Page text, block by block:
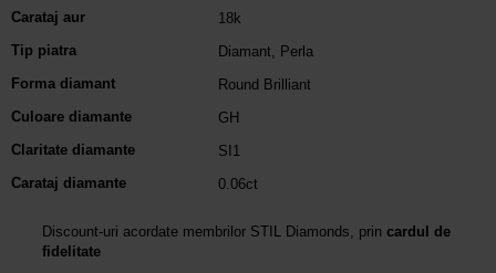
Carataj aur
18k
Tip piatra
Diamant
Perla
Forma diamant
Round Brilliant
Culoare diamante
GH
Claritate diamante
SI1
Carataj diamante
0.06ct
Discount-uri acordate membrilor STIL Diamonds, prin cardul de
fidelitate